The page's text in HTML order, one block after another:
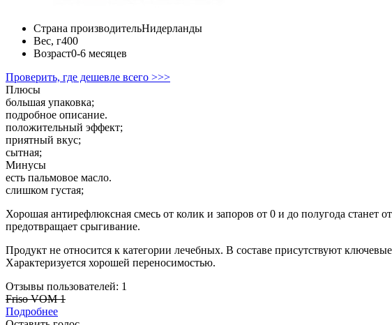
Страна производительНидерланды
Вес, г400
Возраст0-6 месяцев
Проверить, где дешевле всего >>>
Плюсы
большая упаковка;
подробное описание.
положительный эффект;
приятный вкус;
сытная;
Минусы
есть пальмовое масло.
слишком густая;
Хорошая антирефлюксная смесь от колик и запоров от 0 и до полугода
предотвращает срыгивание.
Продукт не относится к категории лечебных. В составе присутствуют
Характеризуется хорошей переносимостью.
Отзывы пользователей: 1
Friso VOM 1
Подробнее